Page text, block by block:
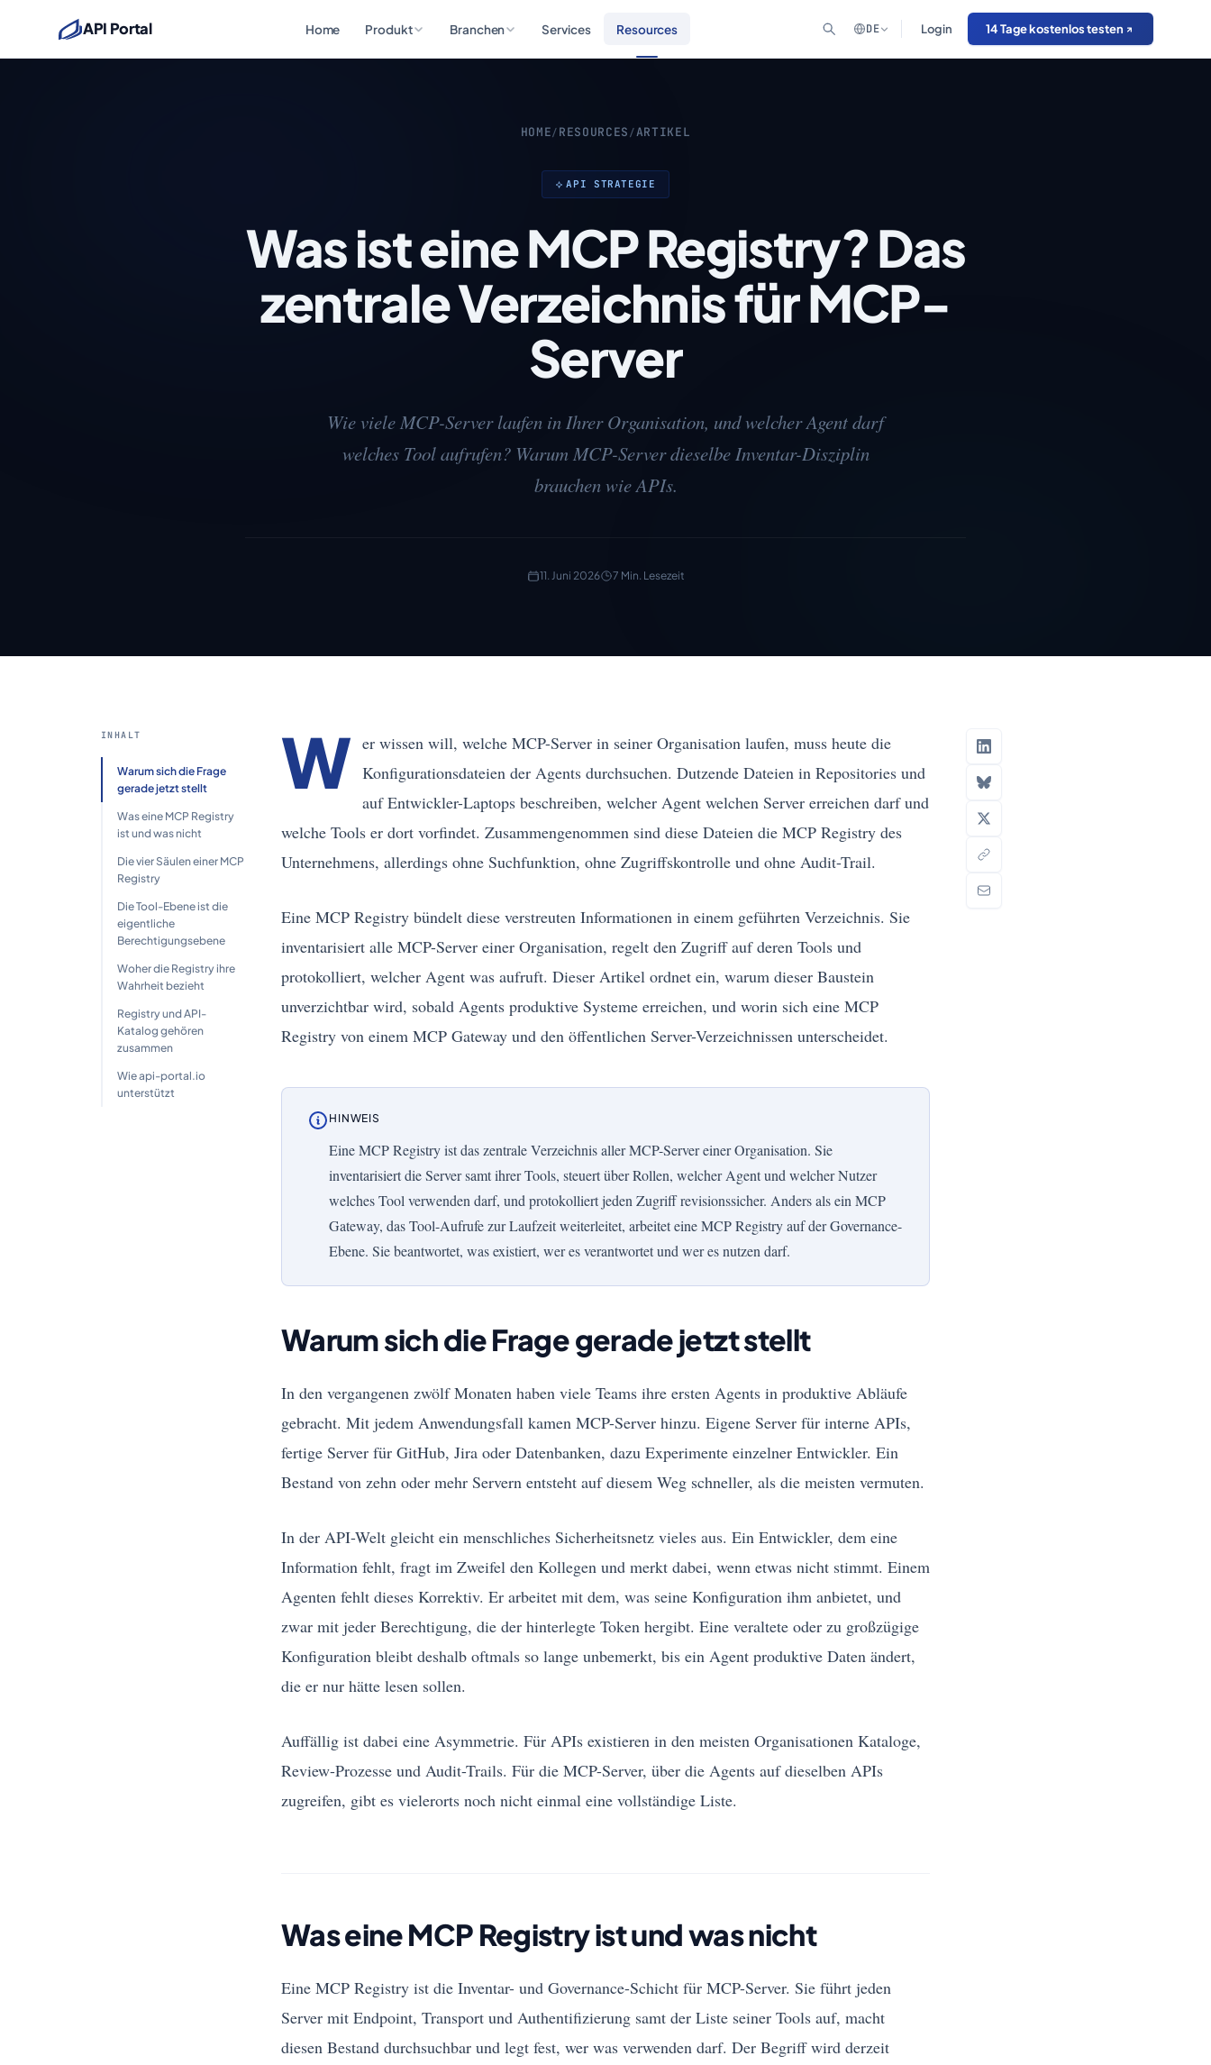
API Portal Home Produkt Branchen Services Resources DE Login 14 Tage kostenlos testen
HOME / RESOURCES /ARTIKEL
API STRATEGIE
Was ist eine MCP Registry? Das
zentrale Verzeichnis für MCP-
Server
Wie viele MCP-Server laufen in Ihrer Organisation, und welcher Agent darf
welches Tool aufrufen? Warum MCP-Server dieselbe Inventar-Disziplin
brauchen wie APIs.
11. Juni 2026 7 Min. Lesezeit
INHALT
Warum sich die Frage
gerade jetzt stellt
Was eine MCP Registry
ist und was nicht
Die vier Säulen einer MCP
Registry
Die Tool-Ebene ist die
eigentliche
Berechtigungsebene
Woher die Registry ihre
Wahrheit bezieht
Registry und API-
Katalog gehören
zusammen
Wie api-portal.io
unterstützt
W er wissen will, welche MCP-Server in seiner Organisation laufen, muss heute die
Konfigurationsdateien der Agents durchsuchen. Dutzende Dateien in Repositories und
auf Entwickler-Laptops beschreiben, welcher Agent welchen Server erreichen darf und
welche Tools er dort vorfindet. Zusammengenommen sind diese Dateien die MCP Registry des
Unternehmens, allerdings ohne Suchfunktion, ohne Zugriffskontrolle und ohne Audit-Trail.
Eine MCP Registry bündelt diese verstreuten Informationen in einem geführten Verzeichnis. Sie
inventarisiert alle MCP-Server einer Organisation, regelt den Zugriff auf deren Tools und
protokolliert, welcher Agent was aufruft. Dieser Artikel ordnet ein, warum dieser Baustein
unverzichtbar wird, sobald Agents produktive Systeme erreichen, und worin sich eine MCP
Registry von einem MCP Gateway und den öffentlichen Server-Verzeichnissen unterscheidet.
HINWEIS
Eine MCP Registry ist das zentrale Verzeichnis aller MCP-Server einer Organisation. Sie
inventarisiert die Server samt ihrer Tools, steuert über Rollen, welcher Agent und welcher Nutzer
welches Tool verwenden darf, und protokolliert jeden Zugriff revisionssicher. Anders als ein MCP
Gateway, das Tool-Aufrufe zur Laufzeit weiterleitet, arbeitet eine MCP Registry auf der Governance-
Ebene. Sie beantwortet, was existiert, wer es verantwortet und wer es nutzen darf.
Warum sich die Frage gerade jetzt stellt
In den vergangenen zwölf Monaten haben viele Teams ihre ersten Agents in produktive Abläufe
gebracht. Mit jedem Anwendungsfall kamen MCP-Server hinzu. Eigene Server für interne APIs,
fertige Server für GitHub, Jira oder Datenbanken, dazu Experimente einzelner Entwickler. Ein
Bestand von zehn oder mehr Servern entsteht auf diesem Weg schneller, als die meisten vermuten.
In der API-Welt gleicht ein menschliches Sicherheitsnetz vieles aus. Ein Entwickler, dem eine
Information fehlt, fragt im Zweifel den Kollegen und merkt dabei, wenn etwas nicht stimmt. Einem
Agenten fehlt dieses Korrektiv. Er arbeitet mit dem, was seine Konfiguration ihm anbietet, und
zwar mit jeder Berechtigung, die der hinterlegte Token hergibt. Eine veraltete oder zu großzügige
Konfiguration bleibt deshalb oftmals so lange unbemerkt, bis ein Agent produktive Daten ändert,
die er nur hätte lesen sollen.
Auffällig ist dabei eine Asymmetrie. Für APIs existieren in den meisten Organisationen Kataloge,
Review-Prozesse und Audit-Trails. Für die MCP-Server, über die Agents auf dieselben APIs
zugreifen, gibt es vielerorts noch nicht einmal eine vollständige Liste.
Was eine MCP Registry ist und was nicht
Eine MCP Registry ist die Inventar- und Governance-Schicht für MCP-Server. Sie führt jeden
Server mit Endpoint, Transport und Authentifizierung samt der Liste seiner Tools auf, macht
diesen Bestand durchsuchbar und legt fest, wer was verwenden darf. Der Begriff wird derzeit